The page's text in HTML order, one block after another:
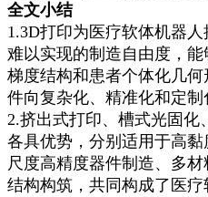
全文小结
1.3D打印为医疗软体机器
难以实现的制造自由度，能
梯度结构和患者个体化几
件向复杂化、精准化和定制
2.挤出式打印、槽式光固化
各具优势，分别适用于高
尺度高精度器件制造、多
结构构筑，共同构成了医